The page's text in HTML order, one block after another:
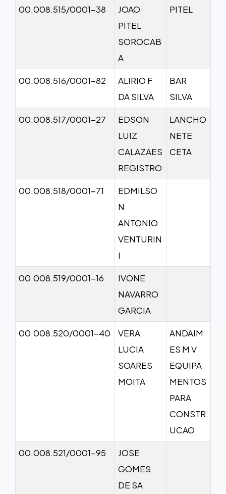
00.008.515/0001-38
JOAO
PITEL
SOROCAB
A
PITEL
00.008.516/0001-82
ALIRIO F
DA SILVA
BAR
SILVA
00.008.517/0001-27
EDSON
LUIZ
CALAZAES
REGISTRO
LANCHO
NETE
CETA
00.008.518/0001-71
EDMILSO
N
ANTONIO
VENTURIN
I
00.008.519/0001-16
IVONE
NAVARRO
GARCIA
00.008.520/0001-40
VERA
LUCIA
SOARES
MOITA
ANDAIM
ES M V
EQUIPA
MENTOS
PARA
CONSTR
UCAO
00.008.521/0001-95
JOSE
GOMES
DE SA